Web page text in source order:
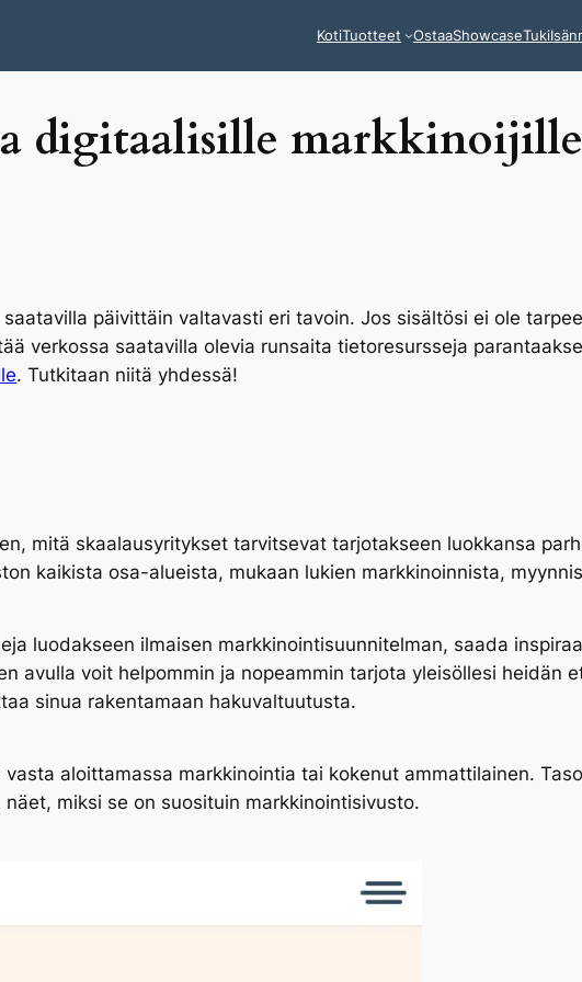
KotiTuotteet OstaaShowcaseTuki
digitaalisille markkinoijille
päivittäin valtavasti eri tavoin. Jos sisältösi ei ole
verkossa saatavilla olevia runsaita tietoresursseja
. Tutkitaan niitä yhdessä!
mitä skaalausyritykset tarvitsevat tarjotakseen luokkansa
kaikista osa-alueista, mukaan lukien markkinoinnista,
luodakseen ilmaisen markkinointisuunnitelman, saada
avulla voit helpommin ja nopeammin tarjota yleisöllesi heidän
sinua rakentamaan hakuvaltuutusta.
aloittamassa markkinointia tai kokenut ammattilainen.
miksi se on suosituin markkinointisivusto.